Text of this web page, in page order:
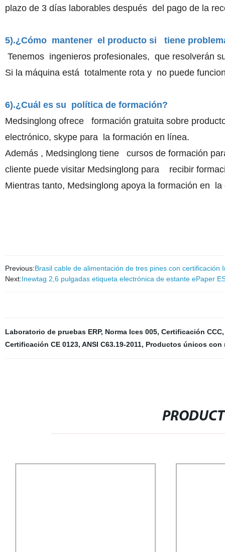
plazo de 3 días laborables después del pago de la
5).¿Cómo mantener el producto si tiene
Tenemos ingenieros profesionales, que resolverán
Si la máquina está totalmente rota y no puede
6).¿Cuál es su política de formación?
Medsinglong ofrece formación gratuita sobre
electrónico, skype para la formación en línea.
Además , Medsinglong tiene cursos de formación
cliente puede visitar Medsinglong para recibir
Mientras tanto, Medsinglong apoya la formación en
Previous:Brasil cable de alimentación de tres pines con certificación
Next:Inewtag 2,6 pulgadas etiqueta electrónica de estante ePaper
Laboratorio de pruebas ERP, Norma Ices 005, Certificación CCC
Certificación CE 0123, ANSI C63.19-2011, Productos únicos con